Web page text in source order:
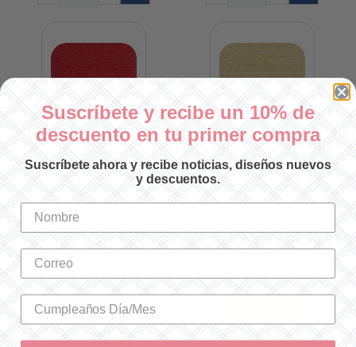
LANA ECO VITA 502
Cantidad utilizada: 1
SKU: 360502
$22.00 MXN
LANA ECO VITA 201
Cantidad utilizada: 1
SKU: 360201
- +
Suscríbete y recibe un 10% de
descuento en tu primer compra
Suscríbete ahora y recibe noticias, diseños nuevos
y descuentos.